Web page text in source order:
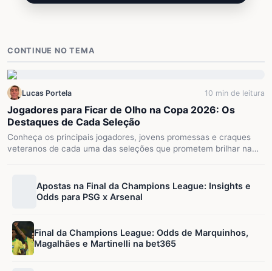
CONTINUE NO TEMA
Lucas Portela 10 min de leitura
Jogadores para Ficar de Olho na Copa 2026: Os
Destaques de Cada Seleção
Conheça os principais jogadores, jovens promessas e craques
veteranos de cada uma das seleções que prometem brilhar na…
Apostas na Final da Champions League: Insights e
Odds para PSG x Arsenal
Final da Champions League: Odds de Marquinhos,
Magalhães e Martinelli na bet365